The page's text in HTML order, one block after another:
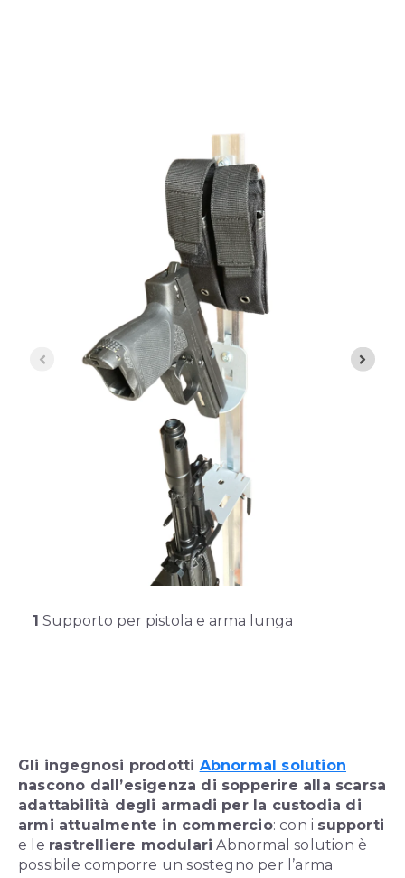
1 Supporto per pistola e arma lunga
Gli ingegnosi prodotti Abnormal solution
nascono dall’esigenza di sopperire alla scarsa
adattabilità degli armadi per la custodia di
armi attualmente in commercio: con i supporti
e le rastrelliere modulari Abnormal solution è
possibile comporre un sostegno per l’arma